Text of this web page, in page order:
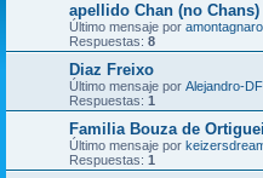
apellido Chan (no Chans)
Último mensaje por amontagnaro
Respuestas: 8
Diaz Freixo
Último mensaje por Alejandro-
Respuestas: 1
Familia Bouza de
Último mensaje por
Respuestas: 1